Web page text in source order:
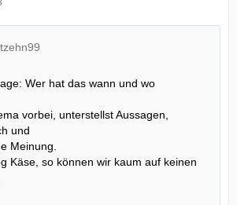
Wer hat das wann und wo
vorbei, unterstellst Aussagen,
und
Meinung.
Käse, so können wir kaum auf keinen